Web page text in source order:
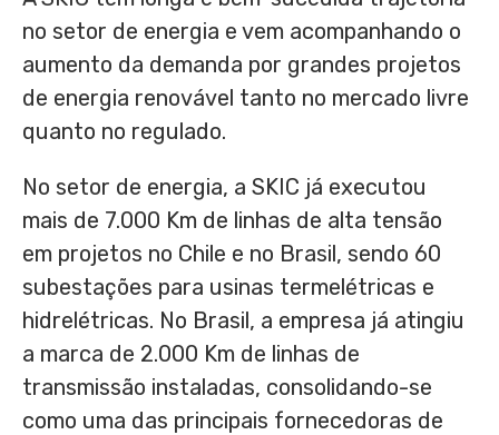
no setor de energia e vem acompanhando o
aumento da demanda por grandes projetos
de energia renovável tanto no mercado livre
quanto no regulado.
No setor de energia, a SKIC já executou
mais de 7.000 Km de linhas de alta tensão
em projetos no Chile e no Brasil, sendo 60
subestações para usinas termelétricas e
hidrelétricas. No Brasil, a empresa já atingiu
a marca de 2.000 Km de linhas de
transmissão instaladas, consolidando-se
como uma das principais fornecedoras de